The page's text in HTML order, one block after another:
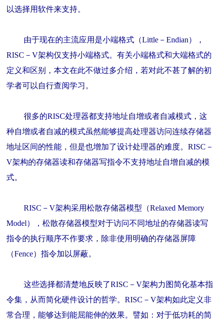
以选择用软件来支持。
由于现在的主流应用是小端格式（Little－Endian），
RISC－V架构仅支持小端格式。有关小端格式和大端格式的
定义和区别，本文在此不做过多介绍，若对此不甚了解的初
学者可以自行查阅学习。
很多的RISC处理器都支持地址自增或者自减模式，这
种自增或者自减的模式虽然能够提高处理器访问连续存储器
地址区间的性能，但是也增加了设计处理器的难度。RISC－
V架构的存储器读和存储器写指令不支持地址自增自减的模
式。
RISC－V架构采用松散存储器模型（Relaxed Memory
Model），松散存储器模型对于访问不同地址的存储器读写
指令的执行顺序不作要求，除非使用明确的存储器屏障
（Fence）指令加以屏蔽。
这些选择都清楚地反映了RISC－V架构力图简化基本指
令集，从而简化硬件设计的哲学。RISC－V架构如此定义非
常合理，能够达到能屈能伸的效果。譬如：对于低功耗的简